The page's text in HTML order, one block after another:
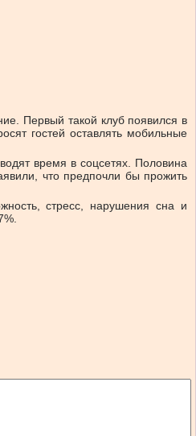
Первый такой клуб появился в
гостей оставлять мобильные
время в соцсетях. Половина
что предпочли бы прожить
стресс, нарушения сна и